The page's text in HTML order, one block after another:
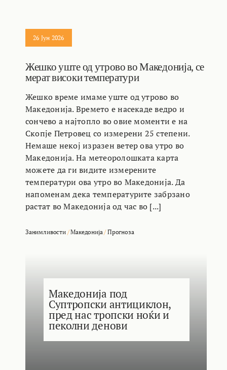
26 Јун 2026
Жешко уште од утрово во Македонија, се
мерат високи температури
Жешко време имаме уште од утрово во
Македонија. Времето е насекаде ведро и
сончево а најтопло во овие моменти е на
Скопје Петровец со измерени 25 степени.
Немаше некој изразен ветер ова утро во
Македонија. На метеоролошката карта
можете да ги видите измерените
температури ова утро во Македонија. Да
напоменам дека температурите забрзано
растат во Македонија од час во [...]
Занимливости/Македонија/Прогноза
Македонија под
Суптропски антициклон,
пред нас тропски ноќи и
пеколни денови